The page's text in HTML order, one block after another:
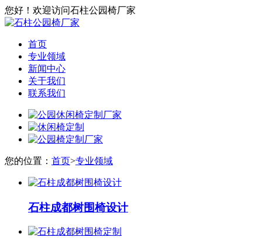
您好！欢迎访问石柱公园椅厂家
首页
专业领域
新闻中心
关于我们
联系我们
您的位置： 首页>专业领域
石柱成都树围椅设计